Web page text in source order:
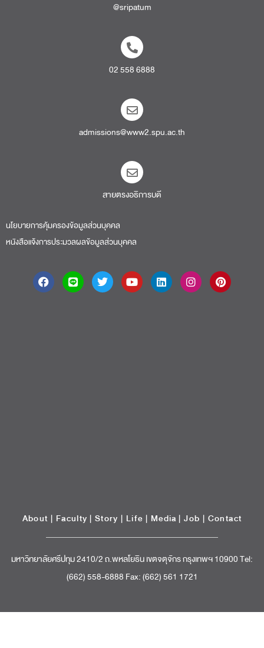
@sripatum
02 558 6888
admissions@www2.spu.ac.th
สายตรงอธิการบดี​
นโยบายการคุ้มครองข้อมูลส่วนบุคคล
หนังสือแจ้งการประมวลผลข้อมูลส่วนบุคคล